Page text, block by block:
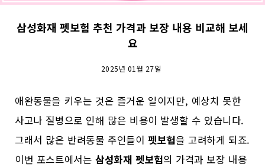
삼성화재 펫보험 추천 가격과 보장 내용 비교해 보세
요
2025년 01월 27일
애완동물을 키우는 것은 즐거운 일이지만, 예상치 못한
사고나 질병으로 인해 많은 비용이 발생할 수 있습니다.
그래서 많은 반려동물 주인들이펫보험을 고려하게 되죠.
이번 포스트에서는 삼성화재 펫보험의 가격과 보장 내용